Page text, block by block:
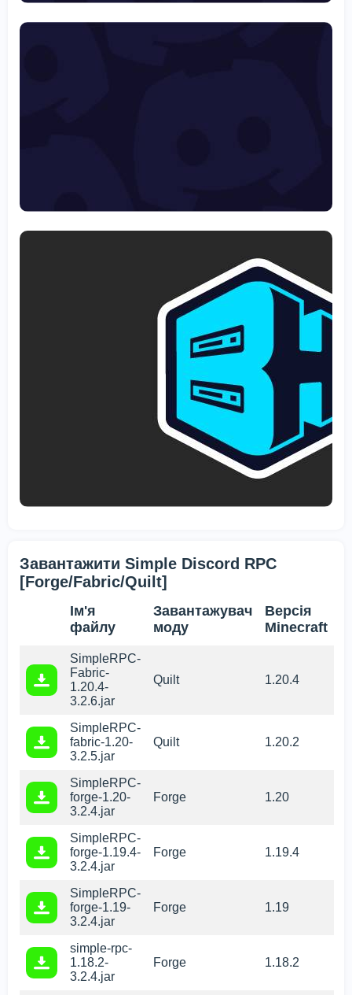
Завантажити Simple Discord RPC
[Forge/Fabric/Quilt]
Ім'я
файлу
Завантажувач
моду
Версія
Minecraft
SimpleRPC-
Fabric-
1.20.4-
3.2.6.jar
Quilt 1.20.4
SimpleRPC-
fabric-1.20-
3.2.5.jar
Quilt 1.20.2
SimpleRPC-
forge-1.20-
3.2.4.jar
Forge 1.20
SimpleRPC-
forge-1.19.4-
3.2.4.jar
Forge 1.19.4
SimpleRPC-
forge-1.19-
3.2.4.jar
Forge 1.19
simple-rpc-
1.18.2-
3.2.4.jar
Forge 1.18.2